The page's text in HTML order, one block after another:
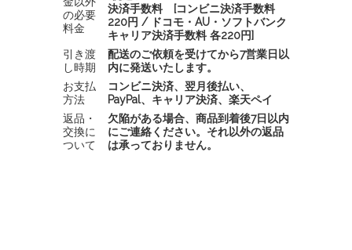
の必要
料金
決済手数料 [コンビニ決済手数料
220円 / ドコモ・AU・ソフトバンク
キャリア決済手数料 各220円]
引き渡
し時期
配送のご依頼を受けてから7営業日以
内に発送いたします。
お支払
方法
コンビニ決済、翌月後払い、
PayPal、キャリア決済、楽天ペイ
返品・
交換に
ついて
欠陥がある場合、商品到着後7日以内
にご連絡ください。それ以外の返品
は承っておりません。